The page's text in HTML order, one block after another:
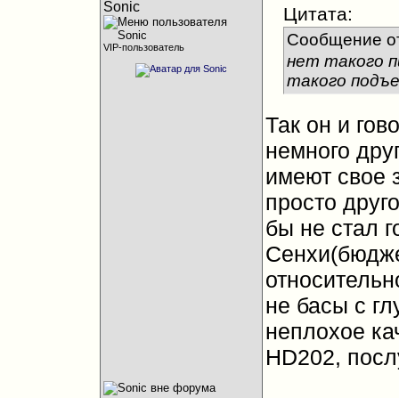
Sonic
VIP-пользователь
Цитата:
Сообщение
нет такого
такого
Так он и
немного
имеют свое
просто
бы не стал
не басы с
неплохое
HD202,